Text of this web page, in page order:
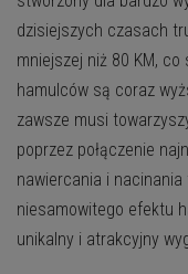
dzisiejszych czasach
mniejszej niż 80 KM,
hamulców są coraz
zawsze musi
poprzez połączenie
nawiercania i
niesamowitego efektu
unikalny i atrakcyjny